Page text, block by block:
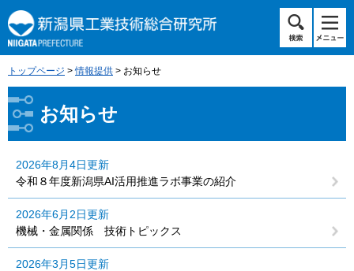
ー
ジ
の
先
頭
す。
ニ
ュ
ー
を
飛
し
て
トップページ >情報提供 > お知らせ
本
文
お知らせ
2026年8月4日更新
令和８年度新潟県AI活用推進ラボ事業の紹介
2026年6月2日更新
機械・金属関係 技術トピックス
2026年3月5日更新